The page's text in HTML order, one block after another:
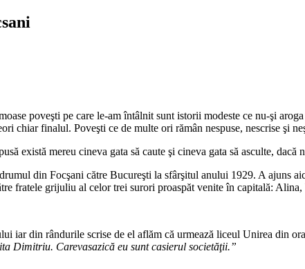
poveşti pe care le-am întâlnit sunt istorii modeste ce nu-şi
chiar finalul. Poveşti ce de multe ori rămân nespuse, nescrise şi
există mereu cineva gata să caute şi cineva gata să asculte,
din Focşani către Bucureşti la sfârşitul anului 1929. A ajuns
fratele grijuliu al celor trei surori proaspăt venite în capitală:
iar din rândurile scrise de el aflăm că urmează liceul Unirea din
Dimitriu. Carevasazică eu sunt casierul societăţii.”